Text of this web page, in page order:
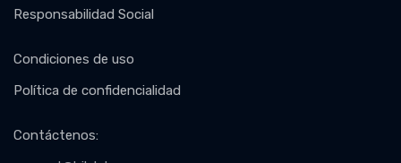
Responsabilidad Social
Condiciones de uso
Política de confidencialidad
Contáctenos: